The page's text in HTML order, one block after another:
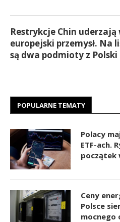
Restrykcje Chin uderzają
europejski przemysł. Na
są dwa podmioty z Polski
POPULARNE TEMATY
Polacy
ETF-ach.
początek
Ceny
Polsce
mocnego